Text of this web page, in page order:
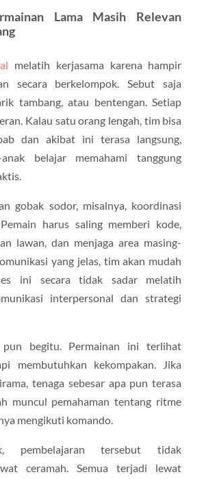
Lama Masih Relevan
melatih kerjasama karena hampir
secara berkelompok. Sebut saja
tambang, atau bentengan. Setiap
Kalau satu orang lengah, tim bisa
dan akibat ini terasa langsung,
anak belajar memahami tanggung
gobak sodor, misalnya, koordinasi
harus saling memberi kode,
lawan, dan menjaga area masing-
yang jelas, tim akan mudah
ini secara tidak sadar melatih
interpersonal dan strategi
pun begitu. Permainan ini terlihat
membutuhkan kekompakan. Jika
tenaga sebesar apa pun terasa
muncul pemahaman tentang ritme
mengikuti komando.
pembelajaran tersebut tidak
ceramah. Semua terjadi lewat